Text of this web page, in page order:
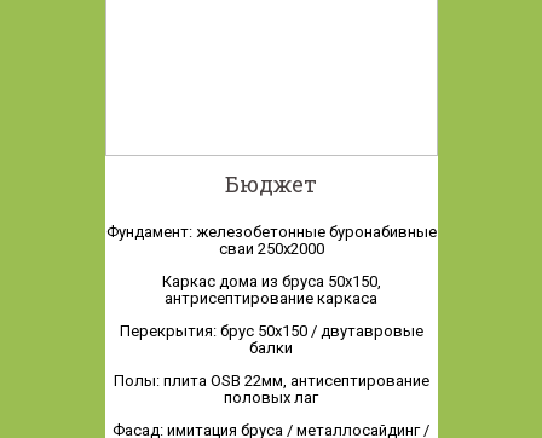
Бюджет
Фундамент: железобетонные буронабивные
сваи 250х2000
Каркас дома из бруса 50х150,
антрисептирование каркаса
Перекрытия: брус 50х150 / двутавровые
балки
Полы: плита OSB 22мм, антисептирование
половых лаг
Фасад: имитация бруса / металлосайдинг /